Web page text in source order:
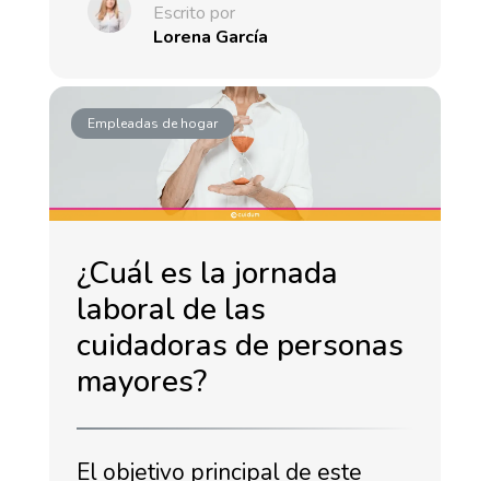
Escrito por
Lorena García
Empleadas de hogar
¿Cuál es la jornada
laboral de las
cuidadoras de personas
mayores?
El objetivo principal de este